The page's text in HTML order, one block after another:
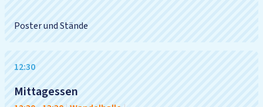
Poster und Stände
12:30
Mittagessen